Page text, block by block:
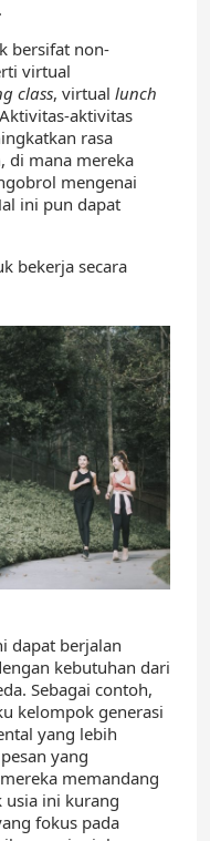
bersifat non-
virtual
class, virtual lunch
aktivitas
rasa
di mana mereka
mengenai
ini pun dapat
bekerja secara
dapat berjalan
kebutuhan dari
Sebagai contoh,
kelompok generasi
yang lebih
yang
memandang
usia ini kurang
fokus pada